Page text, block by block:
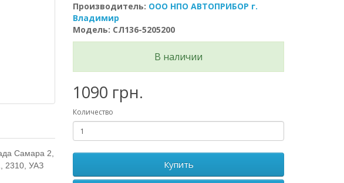
Самара 2,
2310, УАЗ
Производитель: ООО НПО АВТОПРИБОР г.
Владимир
Модель: СЛ136-5205200
В наличии
1090 грн.
Количество
Купить